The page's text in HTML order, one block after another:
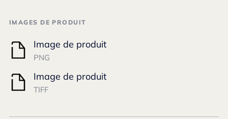
IMAGES DE PRODUIT
Image de produit
PNG
Image de produit
TIFF